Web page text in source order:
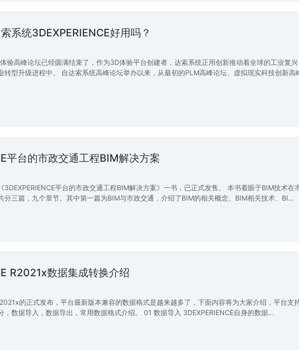
系统3DEXPERIENCE好用吗？
验高峰论坛已经圆满结束了，作为3D体验平台创建者，达索系统正用创新推动着全球的工业复
转型升级进程中。 自达索系统高峰论坛举办以来，从最初的PLM高峰论坛、虚拟现实科技创新高
平台的市政交通工程BIM解决方案
3DEXPERIENCE平台的市政交通工程BIM解决方案》一书，已正式发售。 本书着眼于BIM技术在
分三篇，九个章节。其中第一篇为BIM与市政交通，介绍了BIM的相关概念、BIM相关技术、BI…
R2021x数据集成转换介绍
的正式发布，平台最新版本兼容的数据格式是越来越多了，下面内容将为大家介绍，平台支
，数据导入，数据导出，常用数据格式介绍。 01 数据导入 3DEXPERIENCE自身的数据…